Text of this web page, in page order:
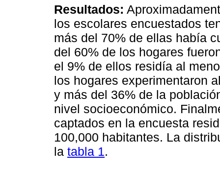
Resultados:
los escolares encuestados
más del 70% de ellas había
del 60% de los hogares
el 9% de ellos residía al
los hogares experimentaron
y más del 36% de la
nivel socioeconómico.
captados en la encuesta
100,000 habitantes. La
la tabla 1.